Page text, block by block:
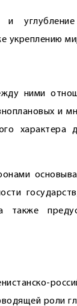
укреплению
ними
и
характера
роли